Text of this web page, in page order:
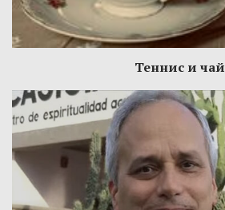
Теннис и чай